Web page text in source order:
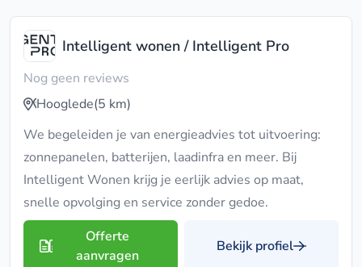
Intelligent wonen / Intelligent Pro
Nog geen reviews
Hooglede(5 km)
We begeleiden je van energieadvies tot uitvoering:
zonnepanelen, batterijen, laadinfra en meer. Bij
Intelligent Wonen krijg je eerlijk advies op maat,
snelle opvolging en service zonder gedoe.
Offerte
aanvragen
Bekijk profiel